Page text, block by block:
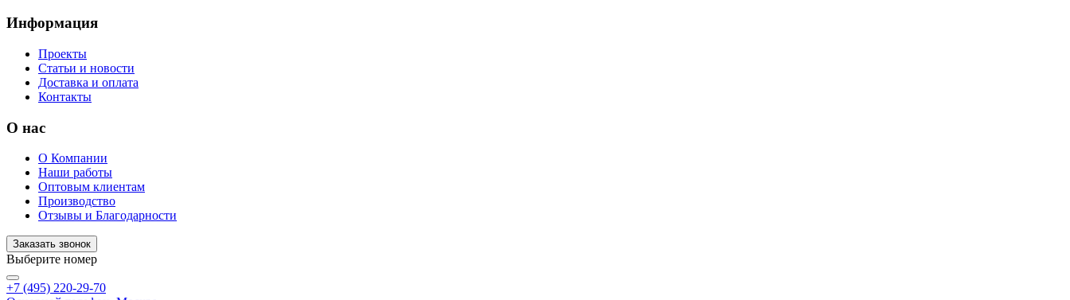
Информация
Проекты
Статьи и новости
Доставка и оплата
Контакты
О нас
О Компании
Наши работы
Оптовым клиентам
Производство
Отзывы и Благодарности
Заказать звонок
Выберите номер
+7 (495) 220-29-70